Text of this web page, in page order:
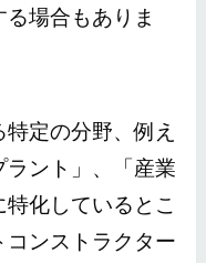
場合もありま
特定の分野、例え
ント」、「産業
化しているとこ
ンストラクター